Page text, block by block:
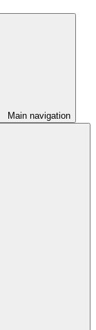
Main navigation